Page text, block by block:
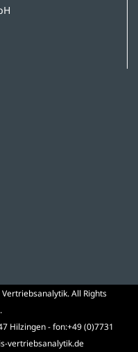
All Rights
Hilzingen - fon:+49 (0)7731
vertriebsanalytik.de